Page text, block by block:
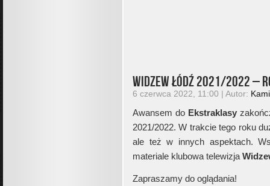
Widzew Łódź 2021/2022 –
6 czerwca 2022, 11:00 | Autor:
Awansem do Ekstraklasy
2021/2022. W trakcie tego roku
ale też w innych aspektach.
materiale klubowa telewizja
Zapraszamy do oglądania!